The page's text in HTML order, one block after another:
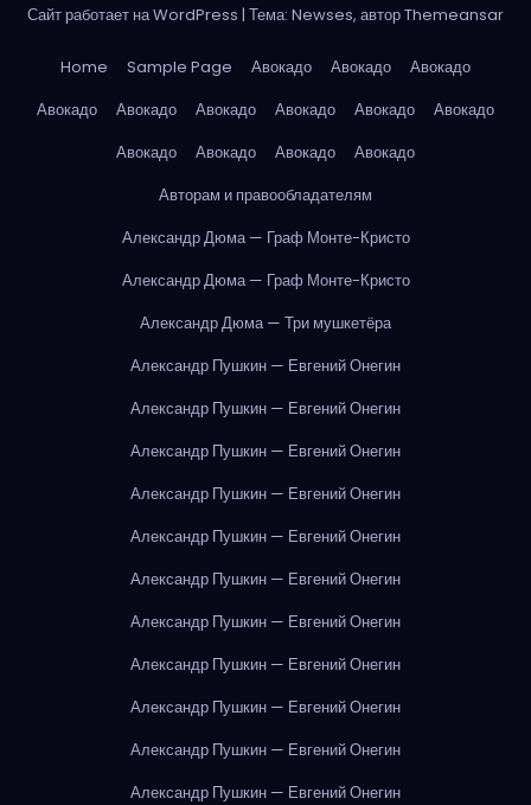
Сайт работает на WordPress | Тема: Newses, авторThemeansar
Home Sample Page Авокадо Авокадо
Авокадо
Авокадо
Авокадо Авокадо Авокадо Авокадо
Авокадо
Авокадо
Авокадо Авокадо
Авокадо
Авторам и правообладателям
Александр Дюма — Граф Монте-Кристо
Александр Дюма — Граф Монте-Кристо
Александр Дюма — Три мушкетёра
Александр Пушкин — Евгений Онегин
Александр Пушкин — Евгений Онегин
Александр Пушкин — Евгений Онегин
Александр Пушкин — Евгений Онегин
Александр Пушкин — Евгений Онегин
Александр Пушкин — Евгений Онегин
Александр Пушкин — Евгений Онегин
Александр Пушкин — Евгений Онегин
Александр Пушкин — Евгений Онегин
Александр Пушкин — Евгений Онегин
Александр Пушкин — Евгений Онегин